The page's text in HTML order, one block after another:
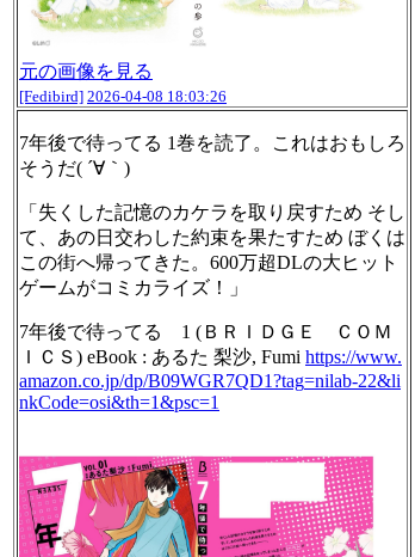
元の画像を見る
[Fedibird] 2026-04-08 18:03:26
7年後で待ってる 1巻を読了。これはおもしろ
そうだ( ´∀｀)
「失くした記憶のカケラを取り戻すため そし
て、あの日交わした約束を果たすため ぼくは
この街へ帰ってきた。600万超DLの大ヒット
ゲームがコミカライズ！」
7年後で待ってる 1 (ＢＲＩＤＧＥ ＣＯＭ
ＩＣＳ) eBook : あるた 梨沙, Fumi https://www.
amazon.co.jp/dp/B09WGR7QD1?tag=nilab-22&li
nkCode=osi&th=1&psc=1